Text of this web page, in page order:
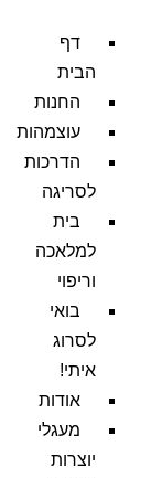
דף
הבית
החנות
עוצמהות
הדרכות
לסריגה
בית
למלאכה
וריפוי
בואי
לסרוג
איתי!
אודות
מעגלי
יוצרות